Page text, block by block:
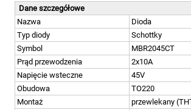
Dane szczegółowe
Nazwa
Dioda
Typ diody
Schottky
Symbol
MBR2045CT
Prąd przewodzenia
2x10A
Napięcie wsteczne
45V
Obudowa
TO220
Montaż
przewlekany